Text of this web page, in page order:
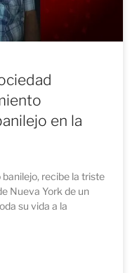
en la
recibe la triste
Nueva York de un
su vida a la